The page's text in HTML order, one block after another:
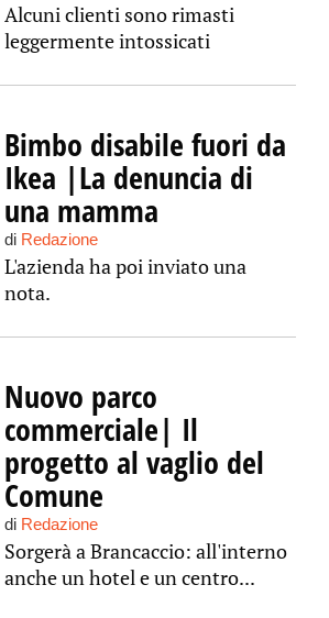
Alcuni clienti sono rimasti
leggermente intossicati
Bimbo disabile fuori da
Ikea |La denuncia di
una mamma
di Redazione
L'azienda ha poi inviato una
nota.
Nuovo parco
commerciale| Il
progetto al vaglio del
Comune
di Redazione
Sorgerà a Brancaccio: all'interno
anche un hotel e un centro...